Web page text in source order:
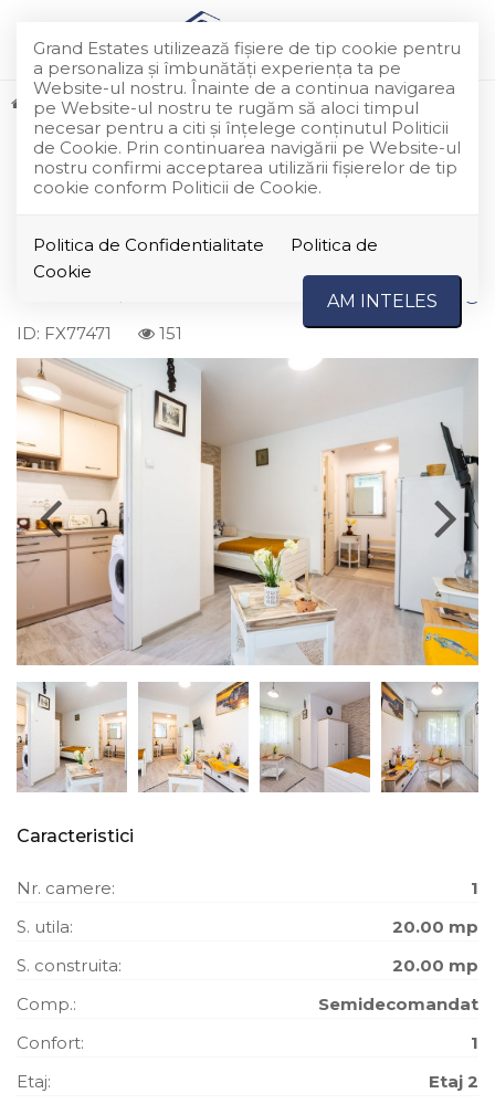
Grand Estates utilizează fişiere de tip cookie pentru
a personaliza și îmbunătăți experiența ta pe
Website-ul nostru. Înainte de a continua navigarea
pe Website-ul nostru te rugăm să aloci timpul
necesar pentru a citi și înțelege conținutul Politicii
de Cookie. Prin continuarea navigării pe Website-ul
nostru confirmi acceptarea utilizării fişierelor de tip
cookie conform Politicii de Cookie.
Politica de Confidentialitate
Politica de
Cookie
AM INTELES
Vanzare Apartamente Bucuresti Baba Novac
Garsonieră Premium |
Investiție Inteligentă lângă
Metrou Costin Georgian
65.000€
ID: FX77471 151
EXCLUSIVITATE DE VANZARE
Caracteristici
Nr. camere:
1
S. utila:
20.00 mp
S. construita:
20.00 mp
Comp.:
Semidecomandat
Confort:
1
Etaj:
Etaj 2